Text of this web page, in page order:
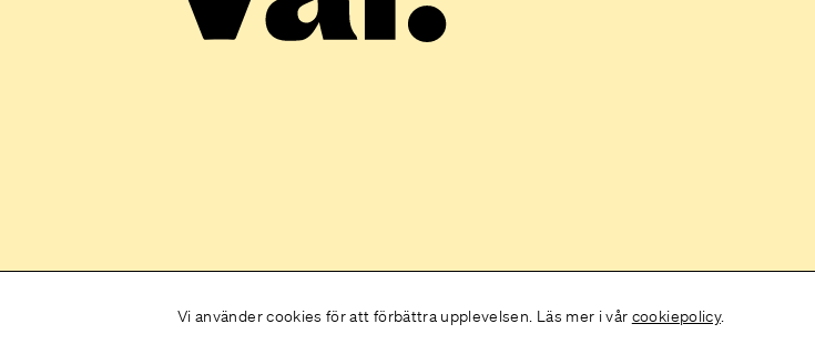
Vi använder cookies för att förbättra upplevelsen. Läs mer i vår cookiepolicy.